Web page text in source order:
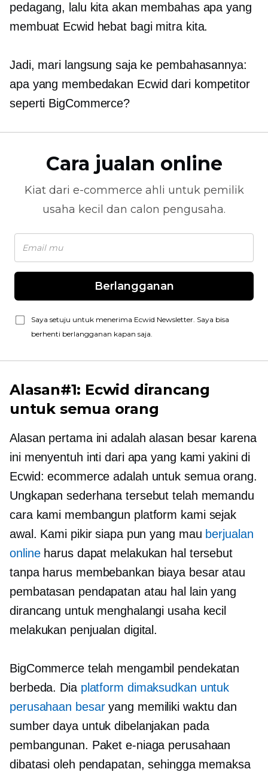
pedagang, lalu kita akan membahas apa yang
membuat Ecwid hebat bagi mitra kita.
Jadi, mari langsung saja ke pembahasannya:
apa yang membedakan Ecwid dari kompetitor
seperti BigCommerce?
Cara jualan online
Kiat dari e-commerce ahli untuk pemilik
usaha kecil dan calon pengusaha.
Berlangganan
Saya setuju untuk menerima Ecwid Newsletter. Saya bisa
berhenti berlangganan kapan saja.
Alasan#1: Ecwid dirancang
untuk semua orang
Alasan pertama ini adalah alasan besar karena
ini menyentuh inti dari apa yang kami yakini di
Ecwid: ecommerce adalah untuk semua orang.
Ungkapan sederhana tersebut telah memandu
cara kami membangun platform kami sejak
awal. Kami pikir siapa pun yang mau berjualan
onlineharus dapat melakukan hal tersebut
tanpa harus membebankan biaya besar atau
pembatasan pendapatan atau hal lain yang
dirancang untuk menghalangi usaha kecil
melakukan penjualan digital.
BigCommerce telah mengambil pendekatan
berbeda. Dia platform dimaksudkan untuk
perusahaan besaryang memiliki waktu dan
sumber daya untuk dibelanjakan pada
pembangunan. Paket e-niaga perusahaan
dibatasi oleh pendapatan, sehingga memaksa